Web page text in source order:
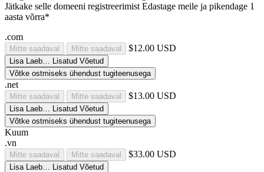
Jätkake selle domeeni registreerimist Edastage meile ja pikendage 1
aasta võrra*
.com
Mitte saadaval Mitte saadaval $12.00 USD
Lisa Laeb… Lisatud Võetud
Võtke ostmiseks ühendust tugiteenusega
.net
Mitte saadaval Mitte saadaval $13.00 USD
Lisa Laeb… Lisatud Võetud
Võtke ostmiseks ühendust tugiteenusega
Kuum
.vn
Mitte saadaval Mitte saadaval $33.00 USD
Lisa Laeb… Lisatud Võetud